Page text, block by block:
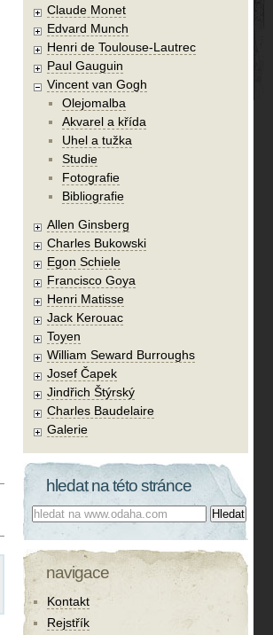
Claude Monet
Edvard Munch
Henri de Toulouse-Lautrec
Paul Gauguin
Vincent van Gogh
Olejomalba
Akvarel a křída
Uhel a tužka
Studie
Fotografie
Bibliografie
Allen Ginsberg
Charles Bukowski
Egon Schiele
Francisco Goya
Henri Matisse
Jack Kerouac
Toyen
William Seward Burroughs
Josef Čapek
Jindřich Štýrský
Charles Baudelaire
Galerie
hledat na této stránce
Co hledat:
navigace
Kontakt
Rejstřík